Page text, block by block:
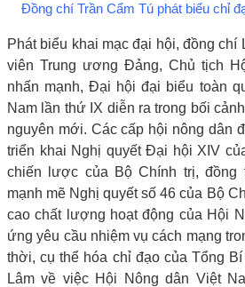
Đồng chí Trần Cẩm Tú phát biểu chỉ
Phát biểu khai mạc đại hội, đồng
viên Trung ương Đảng, Chủ tịch
nhấn mạnh, Đại hội đại biểu toàn
Nam lần thứ IX diễn ra trong bối
nguyên mới. Các cấp hội nông dân
triển khai Nghị quyết Đại hội XIV
chiến lược của Bộ Chính trị, đồng
mạnh mẽ Nghị quyết số 46 của Bộ
cao chất lượng hoạt động của Hội
ứng yêu cầu nhiệm vụ cách mạng
thời, cụ thể hóa chỉ đạo của Tổng
Lâm về việc Hội Nông dân Việt